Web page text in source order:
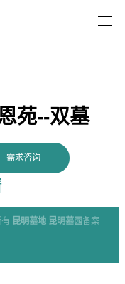
苑--双墓
需求咨询
有 昆明墓地 昆明墓园备案